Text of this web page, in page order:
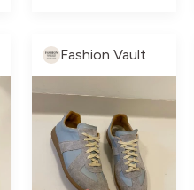
Fashion Vault